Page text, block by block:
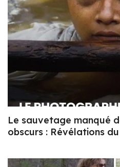
Le sauvetage manqué
obscurs : Révélations